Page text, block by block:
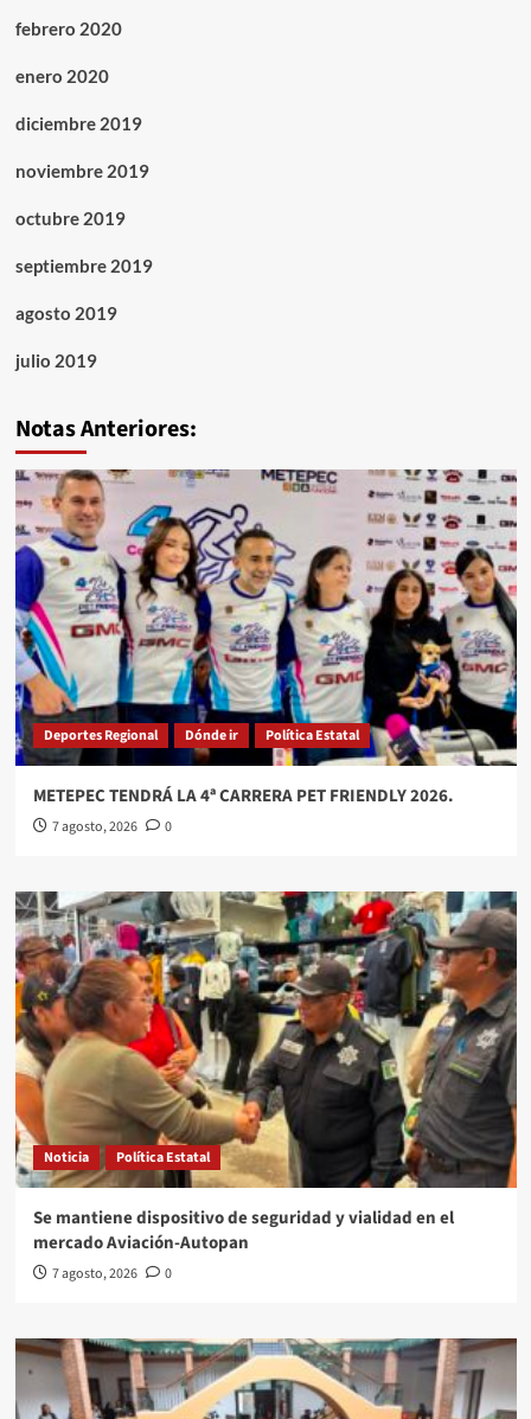
febrero 2020
enero 2020
diciembre 2019
noviembre 2019
octubre 2019
septiembre 2019
agosto 2019
julio 2019
Notas Anteriores:
Deportes Regional Dónde ir Política Estatal
METEPEC TENDRÁ LA 4ª CARRERA PET FRIENDLY 2026.
7 agosto, 2026 0
Noticia Política Estatal
Se mantiene dispositivo de seguridad y vialidad en el
mercado Aviación-Autopan
7 agosto, 2026 0